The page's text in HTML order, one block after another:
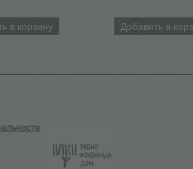
в корзину Добавить в